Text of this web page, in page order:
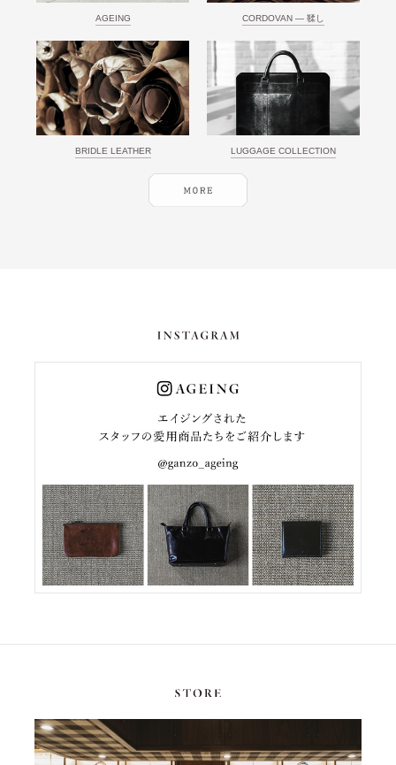
AGEING CORDOVAN ― 鞣し
BRIDLE LEATHER LUGGAGE COLLECTION